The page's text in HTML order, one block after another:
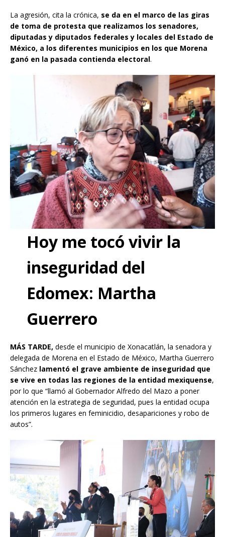
La agresión, cita la crónica, se da en el marco de las giras
de toma de protesta que realizamos los senadores,
diputadas y diputados federales y locales del Estado de
México, a los diferentes municipios en los que Morena
ganó en la pasada contienda electoral.
Hoy me tocó vivir la
inseguridad del
Edomex: Martha
Guerrero
MÁS TARDE, desde el municipio de Xonacatlán, la senadora y
delegada de Morena en el Estado de México, Martha Guerrero
Sánchez lamentó el grave ambiente de inseguridad que
se vive en todas las regiones de la entidad mexiquense,
por lo que “llamó al Gobernador Alfredo del Mazo a poner
atención en la estrategia de seguridad, pues la entidad ocupa
los primeros lugares en feminicidio, desapariciones y robo de
autos”.